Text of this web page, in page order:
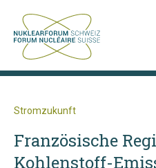
Stromzukunft
Französische
Kohlenstoff-